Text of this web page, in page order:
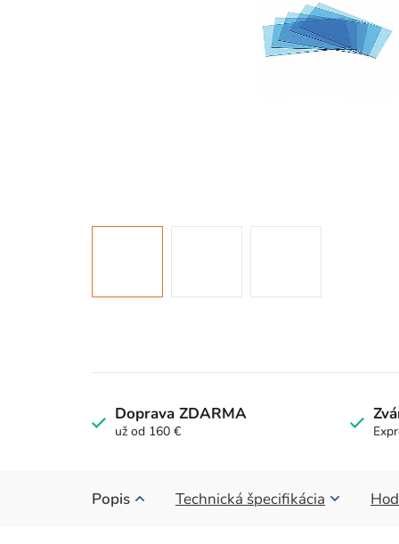
Doprava ZDARMA
už od 160 €
Popis Technická špecifikácia